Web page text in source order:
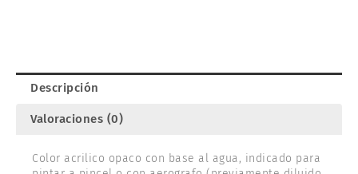
Descripción
Valoraciones (0)
Color acrilico opaco con base al agua, indicado para